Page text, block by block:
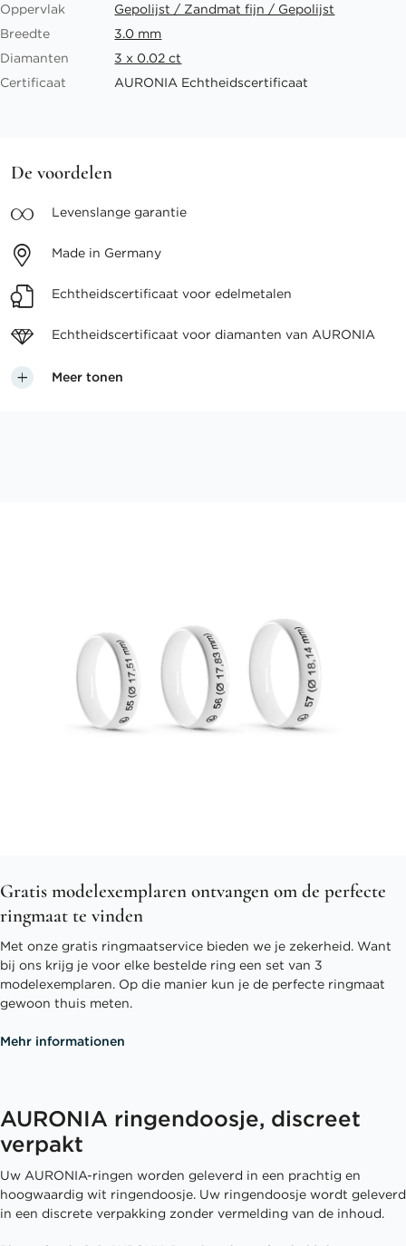
Oppervlak
Gepolijst / Zandmat fijn / Gepolijst
Breedte
3.0 mm
Diamanten
3 x 0.02 ct
Certificaat
AURONIA Echtheidscertificaat
De voordelen
Levenslange garantie
Made in Germany
Echtheidscertificaat voor edelmetalen
Echtheidscertificaat voor diamanten van AURONIA
Meer tonen
Gratis modelexemplaren ontvangen om de perfecte
ringmaat te vinden
Met onze gratis ringmaatservice bieden we je zekerheid. Want
bij ons krijg je voor elke bestelde ring een set van 3
modelexemplaren. Op die manier kun je de perfecte ringmaat
gewoon thuis meten.
Mehr informationen
AURONIA ringendoosje, discreet
verpakt
Uw AURONIA-ringen worden geleverd in een prachtig en
hoogwaardig wit ringendoosje. Uw ringendoosje wordt geleverd
in een discrete verpakking zonder vermelding van de inhoud.